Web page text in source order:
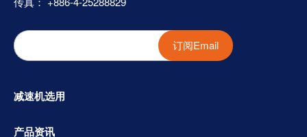
订阅Email
减速机选用
产品资讯